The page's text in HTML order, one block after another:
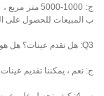
ب المبيعات للحصول على
Q3: هل تقدم عينات؟ هل هو مجاني أم إضافي؟
ج: نعم ، يمكننا تقديم